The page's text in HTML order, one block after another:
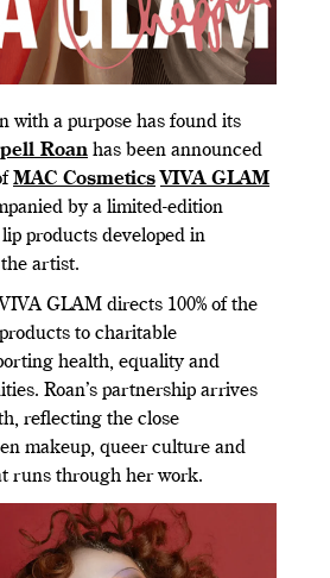
with a purpose has found its
Roan has been announced
MAC Cosmetics VIVA GLAM
by a limited-edition
products developed in
artist.
GLAM directs 100% of the
to charitable
health, equality and
Roan’s partnership arrives
reflecting the close
makeup, queer culture and
runs through her work.